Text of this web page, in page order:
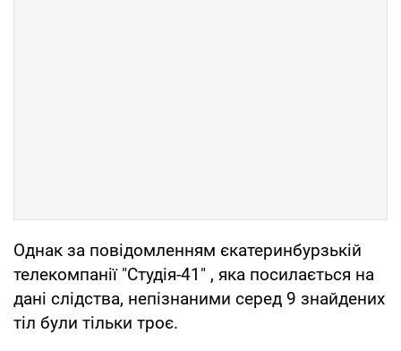
Однак за повідомленням єкатеринбурзькій
телекомпанії "Студія-41" , яка посилається на
дані слідства, непізнаними серед 9 знайдених
тіл були тільки троє.